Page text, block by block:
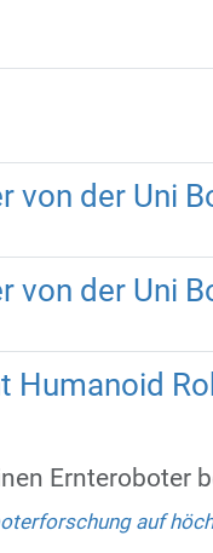
von der Uni
von der Uni
Humanoid
Ernteroboter
auf